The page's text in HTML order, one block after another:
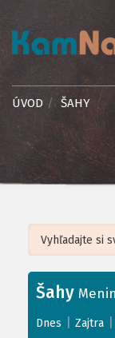
ÚVOD ŠAHY
+
−
Leaflet| ©
Šahy
Dnes Zajtra